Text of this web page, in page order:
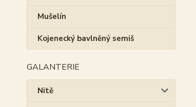
Mušelín
Kojenecký bavlněný semiš
GALANTERIE
Nitě